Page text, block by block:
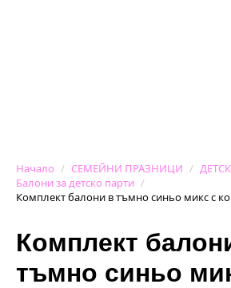
Начало СЕМЕЙНИ ПРАЗНИЦИ
Балони за детско парти
Комплект балони в тъмно синьо микс с
Комплект
тъмно синьо